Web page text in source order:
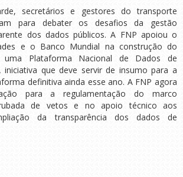
secretários e gestores do transporte
para debater os desafios da gestão
dos dados públicos. A FNP apoiou o
e o Banco Mundial na construção do
Plataforma Nacional de Dados de
iniciativa que deve servir de insumo para a
definitiva ainda esse ano. A FNP agora
para a regulamentação do marco
de vetos e no apoio técnico aos
da transparência dos dados de